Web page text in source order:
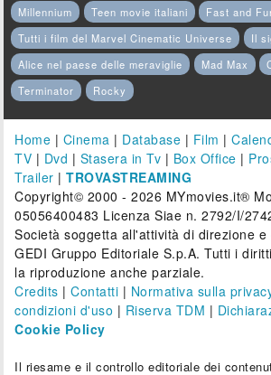
Millennium
Teen movie italiani
Fast and
Tutti i film del Marvel Cinematic Universe
Il
Alice nel paese delle meraviglie
Mad Max
Terminator
Rocky
Home | Cinema | Database | Film |
TV | Dvd | Stasera in Tv | Box Office |
Trailer |TROVASTREAMING
Copyright© 2000 - 2026 MYmovies.it®
05056400483 Licenza Siae n. 2792/I/
Società soggetta all'attività di direzione
GEDI Gruppo Editoriale S.p.A. Tutti i
la riproduzione anche parziale.
Credits |Contatti | Normativa sulla
condizioni d'uso | Riserva TDM |
Cookie Policy
Il riesame e il controllo editoriale dei